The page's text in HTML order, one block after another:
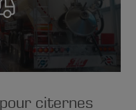
citernes